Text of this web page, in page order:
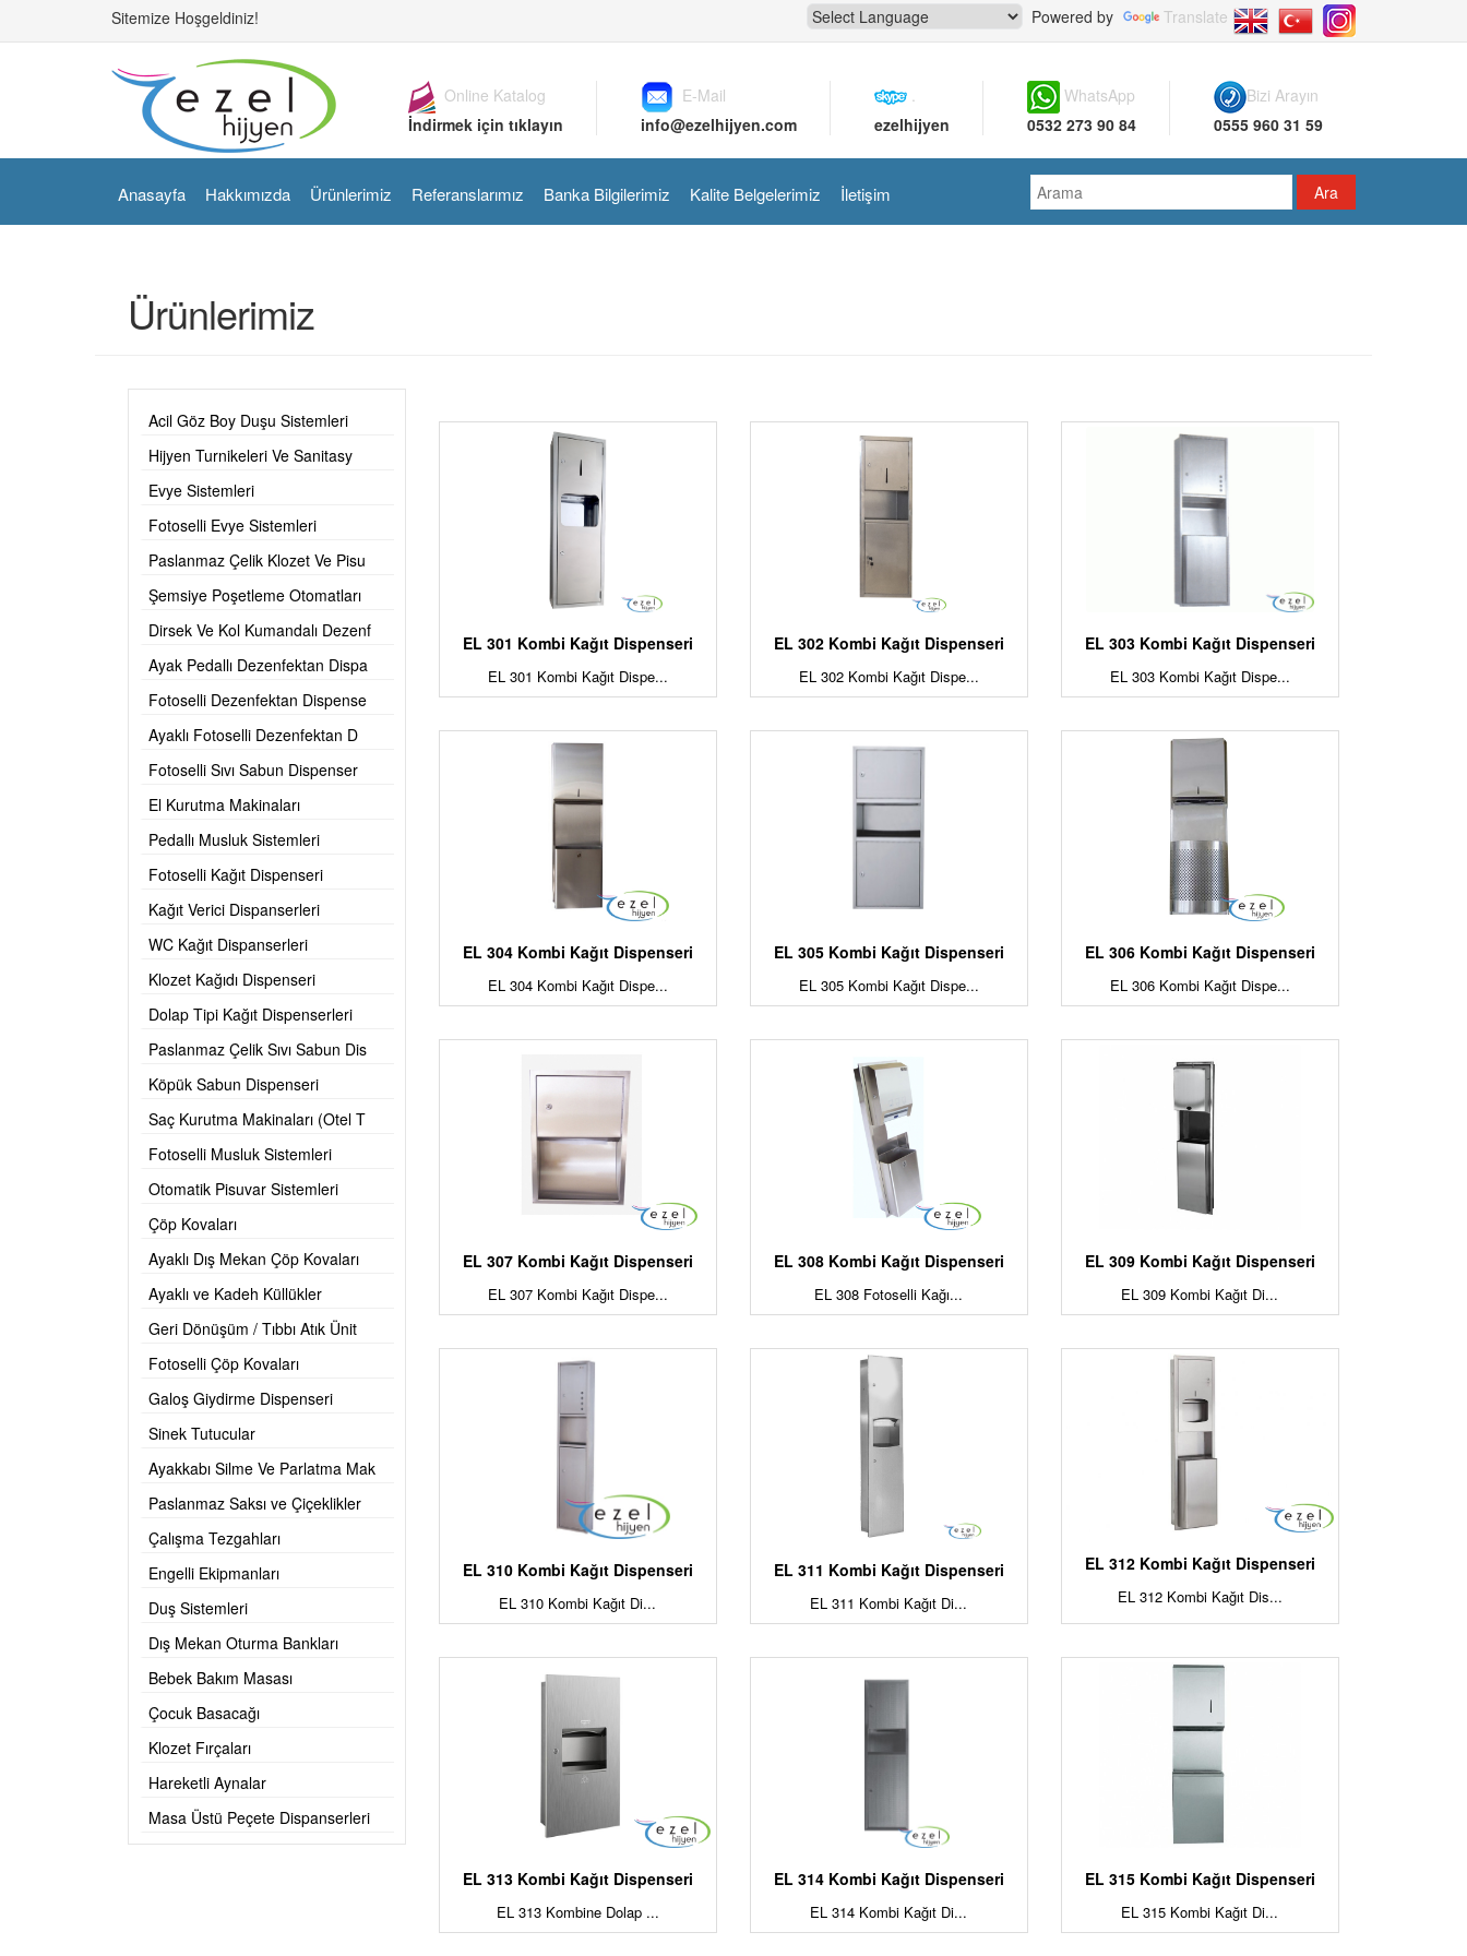
Sitemize Hoşgeldiniz! Powered by Translate
Bizi Arayın
0555 960 31 59
WhatsApp
0532 273 90 84
ezelhijyen
E-Mail
info@ezelhijyen.com
Online Katalog
İndirmek için tıklayın
Anasayfa Hakkımızda Ürünlerimiz Referanslarımız Banka Bilgilerimiz Kalite Belgelerimiz İletişim
Ürünlerimiz
Acil Göz Boy Duşu Sistemleri
Hijyen Turnikeleri Ve Sanitasy
Evye Sistemleri
Fotoselli Evye Sistemleri
Paslanmaz Çelik Klozet Ve Pisu
Şemsiye Poşetleme Otomatları
Dirsek Ve Kol Kumandalı Dezenf
Ayak Pedallı Dezenfektan Dispa
Fotoselli Dezenfektan Dispense
Ayaklı Fotoselli Dezenfektan D
Fotoselli Sıvı Sabun Dispenser
El Kurutma Makinaları
Pedallı Musluk Sistemleri
Fotoselli Kağıt Dispenseri
Kağıt Verici Dispanserleri
WC Kağıt Dispanserleri
Klozet Kağıdı Dispenseri
Dolap Tipi Kağıt Dispenserleri
Paslanmaz Çelik Sıvı Sabun Dis
Köpük Sabun Dispenseri
Saç Kurutma Makinaları (Otel T
Fotoselli Musluk Sistemleri
Otomatik Pisuvar Sistemleri
Çöp Kovaları
Ayaklı Dış Mekan Çöp Kovaları
Ayaklı ve Kadeh Küllükler
Geri Dönüşüm / Tıbbı Atık Ünit
Fotoselli Çöp Kovaları
Galoş Giydirme Dispenseri
Sinek Tutucular
Ayakkabı Silme Ve Parlatma Mak
Paslanmaz Saksı ve Çiçeklikler
Çalışma Tezgahları
Engelli Ekipmanları
Duş Sistemleri
Dış Mekan Oturma Bankları
Bebek Bakım Masası
Çocuk Basacağı
Klozet Fırçaları
Hareketli Aynalar
Masa Üstü Peçete Dispanserleri
EL 301 Kombi Kağıt Dispenseri
EL 301 Kombi Kağıt Dispe...
EL 302 Kombi Kağıt Dispenseri
EL 302 Kombi Kağıt Dispe...
EL 303 Kombi Kağıt Dispenseri
EL 303 Kombi Kağıt Dispe...
EL 304 Kombi Kağıt Dispenseri
EL 304 Kombi Kağıt Dispe...
EL 305 Kombi Kağıt Dispenseri
EL 305 Kombi Kağıt Dispe...
EL 306 Kombi Kağıt Dispenseri
EL 306 Kombi Kağıt Dispe...
EL 307 Kombi Kağıt Dispenseri
EL 307 Kombi Kağıt Dispe...
EL 308 Kombi Kağıt Dispenseri
EL 308 Fotoselli Kağı...
EL 309 Kombi Kağıt Dispenseri
EL 309 Kombi Kağıt Di...
EL 310 Kombi Kağıt Dispenseri
EL 310 Kombi Kağıt Di...
EL 311 Kombi Kağıt Dispenseri
EL 311 Kombi Kağıt Di...
EL 312 Kombi Kağıt Dispenseri
EL 312 Kombi Kağıt Dis...
EL 313 Kombi Kağıt Dispenseri
EL 313 Kombine Dolap ...
EL 314 Kombi Kağıt Dispenseri
EL 314 Kombi Kağıt Di...
EL 315 Kombi Kağıt Dispenseri
EL 315 Kombi Kağıt Di...